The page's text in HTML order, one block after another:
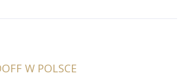
W POLSCE